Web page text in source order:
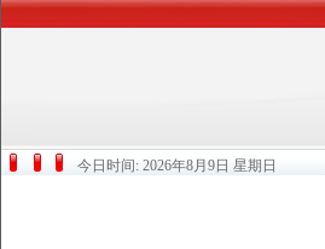
今日时间: 2026年8月9日 星期日